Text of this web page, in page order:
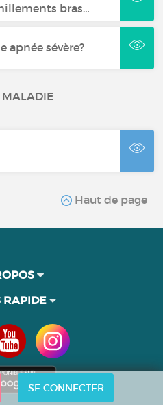
bras…
apnée sévère?
MALADIE
Haut de page
SE CONNECTER
RAPIDE